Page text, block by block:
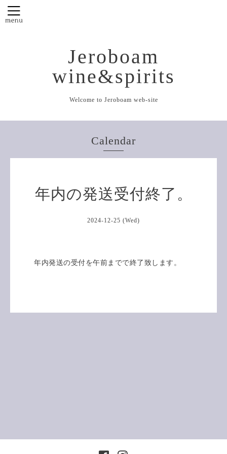
Jeroboam
wine&spirits
Welcome to Jeroboam web-site
Calendar
年内の発送受付終了。
2024-12-25 (Wed)
年内発送の受付を午前までで終了致します。